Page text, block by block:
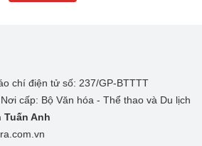
chí điện tử số: 237/GP-BTTTT
cấp: Bộ Văn hóa - Thể thao và Du lịch
Tuấn Anh